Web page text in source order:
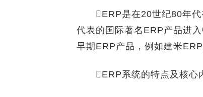
ERP是在20世纪80年代
代表的国际著名ERP产品进
早期ERP产品，例如建米
ERP系统的特点及核心